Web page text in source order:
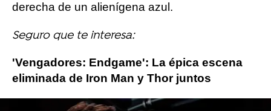
derecha de un alienígena azul.
Seguro que te interesa:
'Vengadores: Endgame': La épica escena
eliminada de Iron Man y Thor juntos